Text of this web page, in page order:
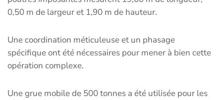
0,50 m de largeur et 1,90 m de hauteur.
Une coordination méticuleuse et un phasage
spécifique ont été nécessaires pour mener à bien cette
opération complexe.
Une grue mobile de 500 tonnes a été utilisée pour les